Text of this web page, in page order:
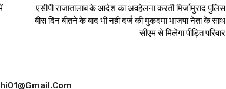
एसीपी राजातालाब के आदेश का अवहेलना करती मिर्जामुराद पुलिस
बीस दिन बीतने के बाद भी नही दर्ज की मुकदमा भाजपा नेता के साथ
सीएम से मिलेगा पीड़ित परिवार